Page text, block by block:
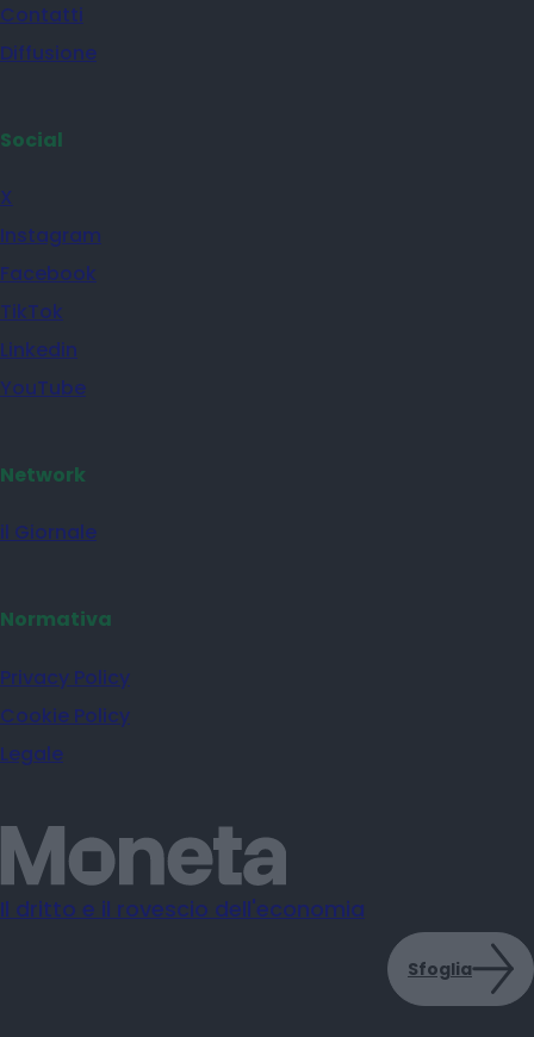
Contatti
Diffusione
Social
X
Instagram
Facebook
TikTok
Linkedin
YouTube
Network
il Giornale
Normativa
Privacy Policy
Cookie Policy
Legale
Il dritto e il rovescio dell'economia
Sfoglia